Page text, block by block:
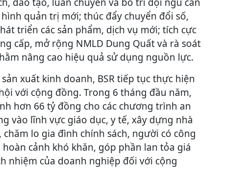
quản trị mới; thúc đẩy chuyển đổi số,
triển các sản phẩm, dịch vụ mới; tích cực
cấp, mở rộng NMLD Dung Quất và rà soát
nâng cao hiệu quả sử dụng nguồn lực.
xuất kinh doanh, BSR tiếp tục thực hiện
với cộng đồng. Trong 6 tháng đầu năm,
hơn 66 tỷ đồng cho các chương trình an
vào lĩnh vực giáo dục, y tế, xây dựng nhà
lo gia đình chính sách, người có công
cảnh khó khăn, góp phần lan tỏa giá
nhiệm của doanh nghiệp đối với cộng